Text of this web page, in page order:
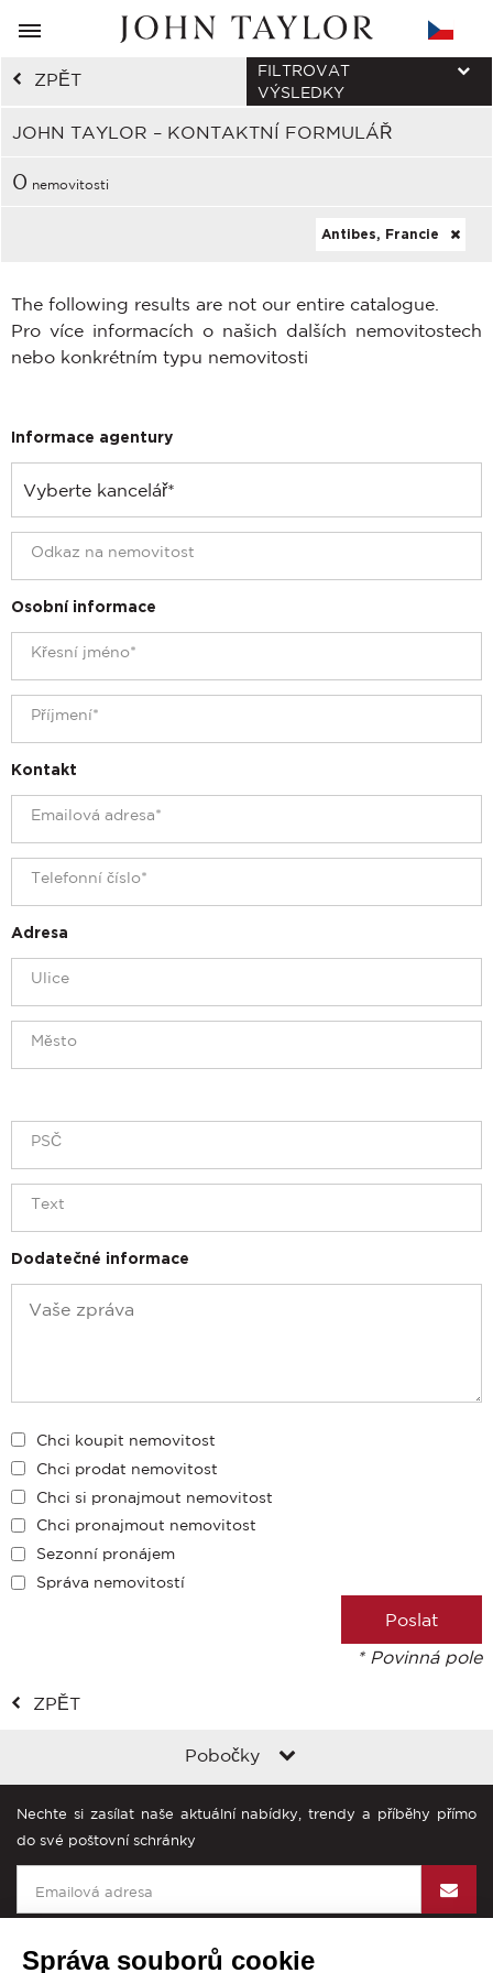
ZPĚT
JOHN TAYLOR – KONTAKTNÍ FORMULÁŘ
FILTROVAT
VÝSLEDKY
0 nemovitosti
Antibes, Francie
The following results are not our entire catalogue.
Pro více informacích o našich dalších nemovitostech
nebo konkrétním typu nemovitosti
Informace agentury
Osobní informace
Kontakt
Adresa
Dodatečné informace
Chci koupit nemovitost
Chci prodat nemovitost
Chci si pronajmout nemovitost
Chci pronajmout nemovitost
Sezonní pronájem
Správa nemovitostí
* Povinná pole
ZPĚT
Pobočky
Nechte si zasílat naše aktuální nabídky, trendy a příběhy přímo
do své poštovní schránky
Správa souborů cookie